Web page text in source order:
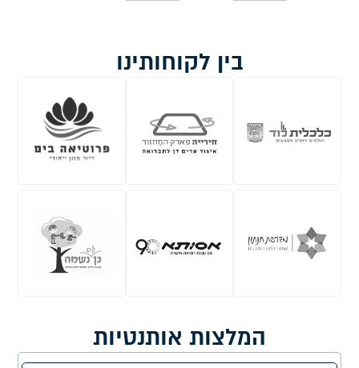
בין לקוחותינו
המלצות אותנטיות